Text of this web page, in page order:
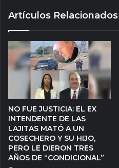
Artículos Relacionados
NO FUE JUSTICIA: EL EX
INTENDENTE DE LAS
LAJITAS MATÓ A UN
COSECHERO Y SU HIJO,
PERO LE DIERON TRES
AÑOS DE “CONDICIONAL”